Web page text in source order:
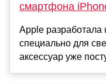
смартфона
Apple разработала
специально для
аксессуар уже